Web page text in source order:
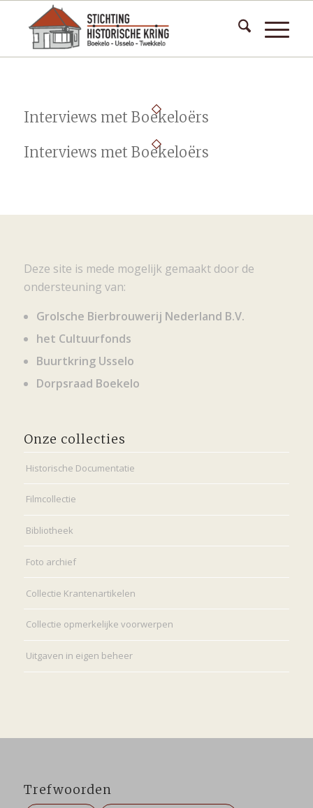
Interviews met Boekeloërs
Interviews met Boekeloërs
Deze site is mede mogelijk gemaakt door de
ondersteuning van:
Grolsche Bierbrouwerij Nederland B.V.
het Cultuurfonds
Buurtkring Usselo
Dorpsraad Boekelo
Onze collecties
Historische Documentatie
Filmcollectie
Bibliotheek
Foto archief
Collectie Krantenartikelen
Collectie opmerkelijke voorwerpen
Uitgaven in eigen beheer
Trefwoorden